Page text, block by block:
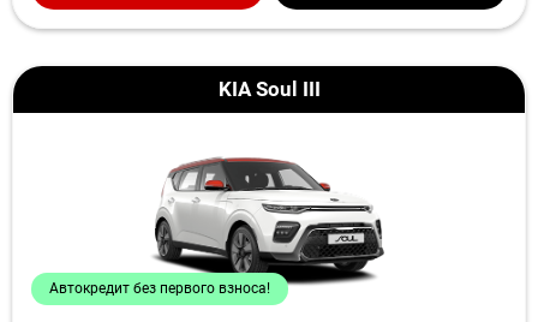
KIA Soul III
Автокредит без первого взноса!